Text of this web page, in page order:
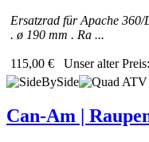
Ersatzrad für Apache 360/
. ø 190 mm . Ra ...
115,00 € Unser alter Preis:
Can-Am |